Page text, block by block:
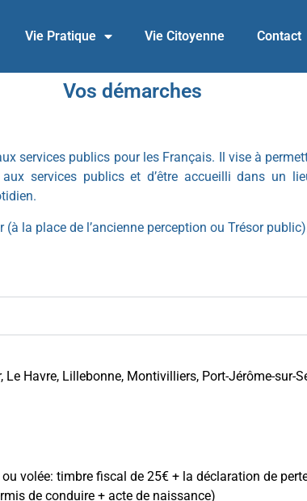
Vie Pratique Vie Citoyenne Contact
Vos démarches
services publics pour les Français. Il vise à
services publics et d’être accueilli dans un
la place de l’ancienne perception ou Trésor
Le Havre, Lillebonne, Montivilliers, Port-Jérôme-sur-
volée: timbre fiscal de 25€ + la déclaration de
de conduire + acte de naissance)